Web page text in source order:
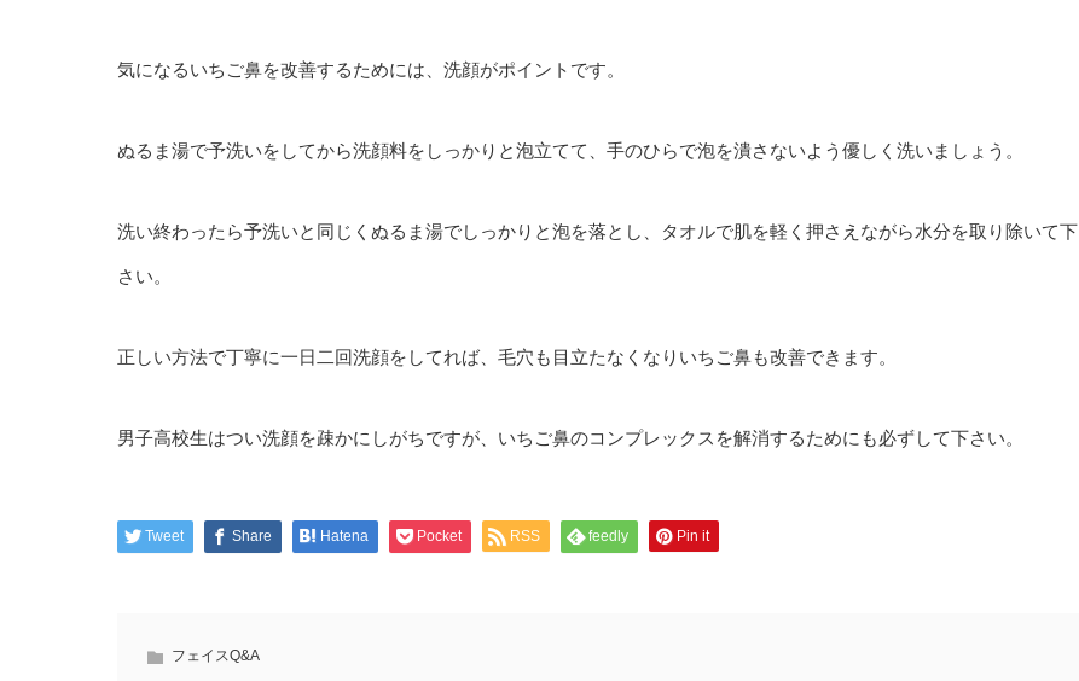
気になるいちご鼻を改善するためには、洗顔がポイントです。
ぬるま湯で予洗いをしてから洗顔料をしっかりと泡立てて、手のひらで泡を潰さないよう優しく洗いましょう。
洗い終わったら予洗いと同じくぬるま湯でしっかりと泡を落とし、タオルで肌を軽く押さえながら水分を取り除いて下
さい。
正しい方法で丁寧に一日二回洗顔をしてれば、毛穴も目立たなくなりいちご鼻も改善できます。
男子高校生はつい洗顔を疎かにしがちですが、いちご鼻のコンプレックスを解消するためにも必ずして下さい。
Tweet Share Hatena Pocket RSS feedly Pin it
フェイスQ&A